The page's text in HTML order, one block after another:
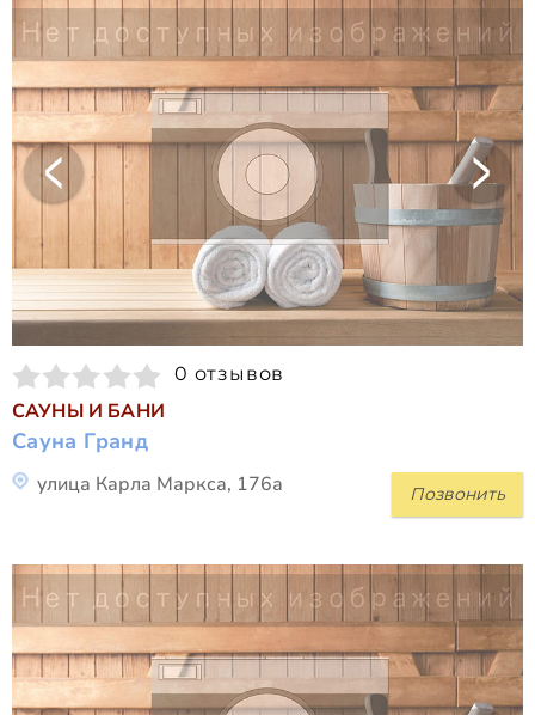
0 отзывов
САУНЫ И БАНИ
Сауна Гранд
Позвонить
улица Карла Маркса, 176а